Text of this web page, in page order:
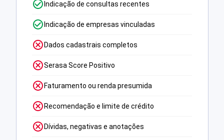
Indicação de consultas recentes
Indicação de empresas vinculadas
Dados cadastrais completos
Serasa Score Positivo
Faturamento ou renda presumida
Recomendação e limite de crédito
Dívidas, negativas e anotações